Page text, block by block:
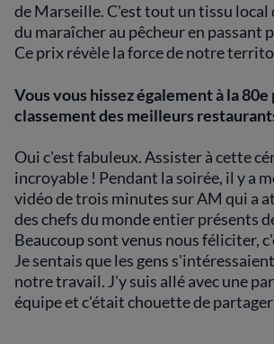
de Marseille. C'est tout un tissu local
du maraîcher au pêcheur en passant
Ce prix révèle la force de notre
Vous vous hissez également à la 80e
classement des meilleurs
Oui c'est fabuleux. Assister à cette
incroyable ! Pendant la soirée, il y a
vidéo de trois minutes sur AM qui a
des chefs du monde entier présents
Beaucoup sont venus nous féliciter,
Je sentais que les gens
notre travail. J'y suis allé avec une
équipe et c'était chouette de partager